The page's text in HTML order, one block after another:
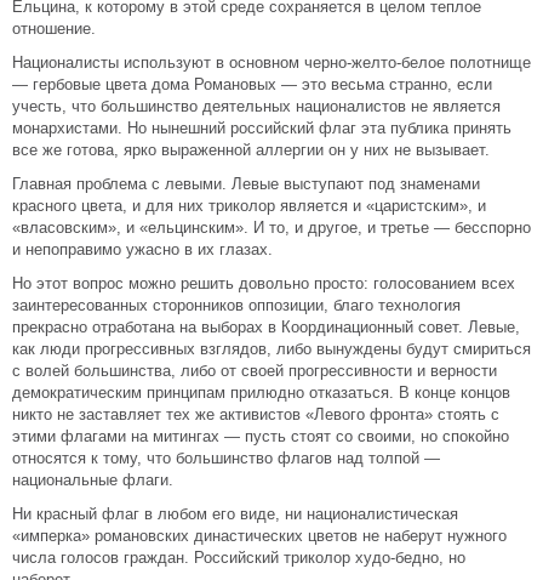
Ельцина, к которому в этой среде сохраняется в целом теплое
отношение.
Националисты используют в основном черно-желто-белое полотнище
— гербовые цвета дома Романовых — это весьма странно, если
учесть, что большинство деятельных националистов не является
монархистами. Но нынешний российский флаг эта публика принять
все же готова, ярко выраженной аллергии он у них не вызывает.
Главная проблема с левыми. Левые выступают под знаменами
красного цвета, и для них триколор является и «царистским», и
«власовским», и «ельцинским». И то, и другое, и третье — бесспорно
и непоправимо ужасно в их глазах.
Но этот вопрос можно решить довольно просто: голосованием всех
заинтересованных сторонников оппозиции, благо технология
прекрасно отработана на выборах в Координационный совет. Левые,
как люди прогрессивных взглядов, либо вынуждены будут смириться
с волей большинства, либо от своей прогрессивности и верности
демократическим принципам прилюдно отказаться. В конце концов
никто не заставляет тех же активистов «Левого фронта» стоять с
этими флагами на митингах — пусть стоят со своими, но спокойно
относятся к тому, что большинство флагов над толпой —
национальные флаги.
Ни красный флаг в любом его виде, ни националистическая
«имперка» романовских династических цветов не наберут нужного
числа голосов граждан. Российский триколор худо-бедно, но